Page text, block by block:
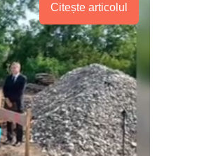
Citește articolul